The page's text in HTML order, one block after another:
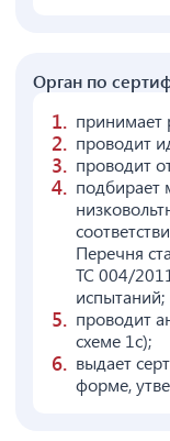
Орган по
принимает
проводит
проводит
подбирает
Перечня
ТС 004/
испытаний;
проводит
схеме 1с);
выдает
форме,